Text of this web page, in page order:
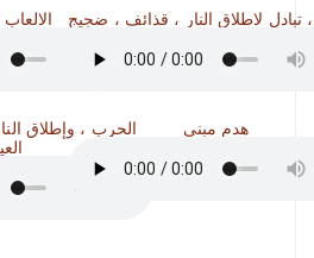
الالعاب
الحرب ، وإطلاق
تبادل لاطلاق النار ، قذائف ، ضجيج
هدم مبنى